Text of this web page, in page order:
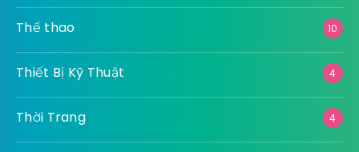
Thể thao 10
Thiết Bị Kỹ Thuật 4
Thời Trang 4